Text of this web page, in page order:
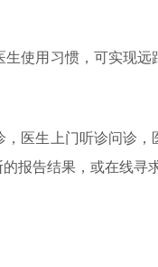
使用习惯，可实现
医生上门听诊问诊，
报告结果，或在线寻